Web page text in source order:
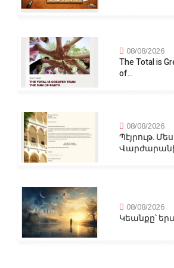
08/08/2026
The Total is
of...
08/08/2026
Պէյրութ.
Վարժարանի
08/08/2026
Կեանքը՝